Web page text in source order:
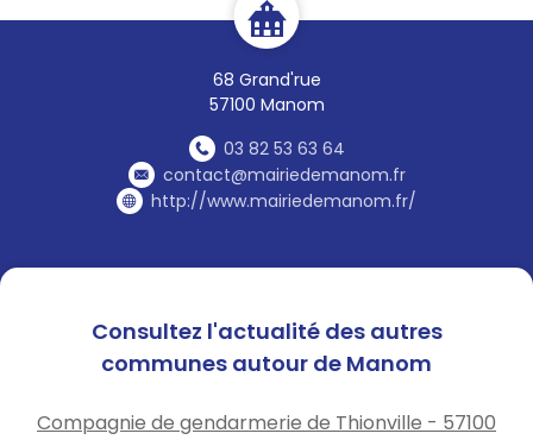
68 Grand'rue
57100 Manom
03 82 53 63 64
contact@mairiedemanom.fr
http://www.mairiedemanom.fr/
Consultez l'actualité des autres
communes autour de Manom
Compagnie de gendarmerie de Thionville - 57100